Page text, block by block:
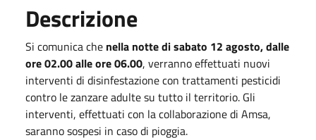
Descrizione
Si comunica che nella notte di sabato 12 agosto, dalle
ore 02.00 alle ore 06.00, verranno effettuati nuovi
interventi di disinfestazione con trattamenti pesticidi
contro le zanzare adulte su tutto il territorio. Gli
interventi, effettuati con la collaborazione di Amsa,
saranno sospesi in caso di pioggia.